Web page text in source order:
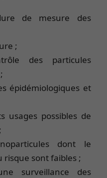
de mesure des
;
des particules
épidémiologiques et
usages possibles de
dont le
risque sont faibles ;
surveillance des